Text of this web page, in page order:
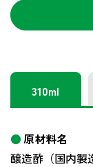
310ml
原材料名
醸造酢（国内製